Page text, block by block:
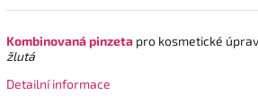
Kombinovaná pinzeta pro kosmetické
žlutá
Detailní informace